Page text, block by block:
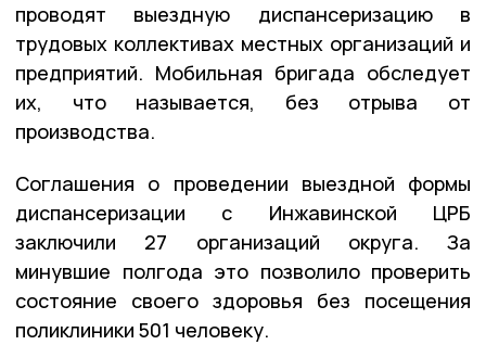
проводят выездную диспансеризацию в
трудовых коллективах местных организаций и
предприятий. Мобильная бригада обследует
их, что называется, без отрыва от
производства.
Соглашения о проведении выездной формы
диспансеризации с Инжавинской ЦРБ
заключили 27 организаций округа. За
минувшие полгода это позволило проверить
состояние своего здоровья без посещения
поликлиники 501 человеку.